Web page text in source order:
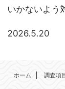
いかないよう
2026.5.20
ホーム 調査項